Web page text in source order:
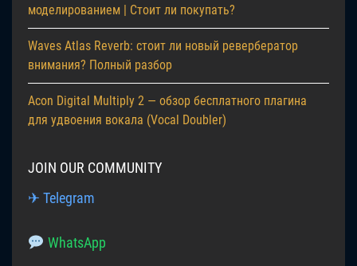
моделированием | Стоит ли покупать?
Waves Atlas Reverb: стоит ли новый ревербератор
внимания? Полный разбор
Acon Digital Multiply 2 — обзор бесплатного плагина
для удвоения вокала (Vocal Doubler)
JOIN OUR COMMUNITY
✈ Telegram
WhatsApp